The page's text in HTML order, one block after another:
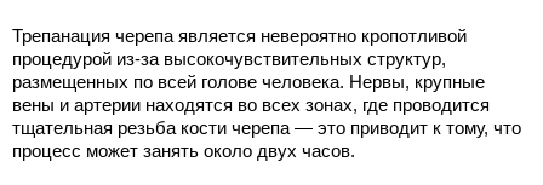
Трепанация черепа является невероятно кропотливой
процедурой из-за высокочувствительных структур,
размещенных по всей голове человека. Нервы, крупные
вены и артерии находятся во всех зонах, где проводится
тщательная резьба кости черепа — это приводит к тому, что
процесс может занять около двух часов.